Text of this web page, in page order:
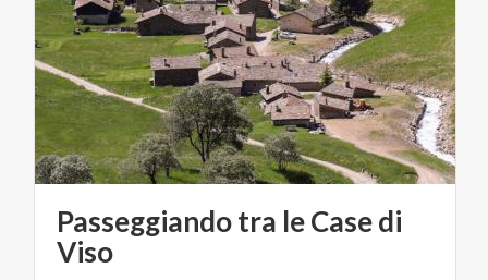
Passeggiando tra le Case di
Viso